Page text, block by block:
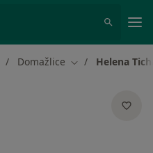
Domažlice Změna města
Helena